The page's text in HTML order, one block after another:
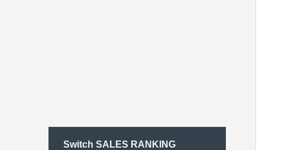
Switch SALES RANKING